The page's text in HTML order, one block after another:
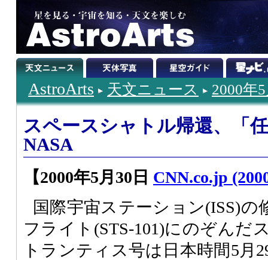
AstroArts 天文ニュース 2000年
スペースシャトル帰還、「
NASA
【2000年5月30日 CNN.co.jp
国際宇宙ステーション(ISS)の
フライト(STS-101)にのぞんだ
トランティス号は日本時間5月